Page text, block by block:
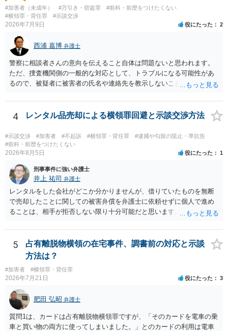
#加害者（未成年） #万引き・窃盗罪
#前科・前歴をつけたくない
#横領罪・背任罪
#示談交渉
2026年7月9日 役にたった 2
西浦 嘉博 弁護士
警察に相談者さんの意向を伝えること自体は問題ないと思われます。
ただ、捜査機関側の一般的な対応として、トラブルになる可能性があ
るので、被疑者に被害者の氏名や連絡先を教示しないことがあり得ま
でしたら、弁護士に依頼される必要が生じます。 なお、捜査機関の言
う「横領罪」は、相談の背景に記載されている事情から占有離脱物横
4 レンタル品売却による横領罪回避と示談交渉方法
#示談交渉 #加害者 #不起訴 #横領罪・背任罪
#逮捕や勾留の阻止・準抗告
#前科・前歴をつけたくない
2026年8月5日 役にたった 1
刑事事件に強い弁護士
井上 祐司 弁護士
レンタルをした会社がどこか分かりませんが、借りていたものを無断
で売却したことに関しての被害弁償を弁護士に依頼せずに個人で進め
ることは、相手が拒否しない限り十分可能だと思います。 見積を出し
か）、弁護士に法律相談において助言をもらえば足りるでしょう。
5
占有離脱物横領の在宅事件、調書前の対応と示談
方法は？
#加害者 #横領罪・背任罪
2026年7月21日 役にたった 3
肥田 弘昭 弁護士
質問1は、カードは占有離脱物横領罪ですが、「そのカードを電車の乗
車と買い物の両方に使ってしまいました。」とのカードの利用は電車